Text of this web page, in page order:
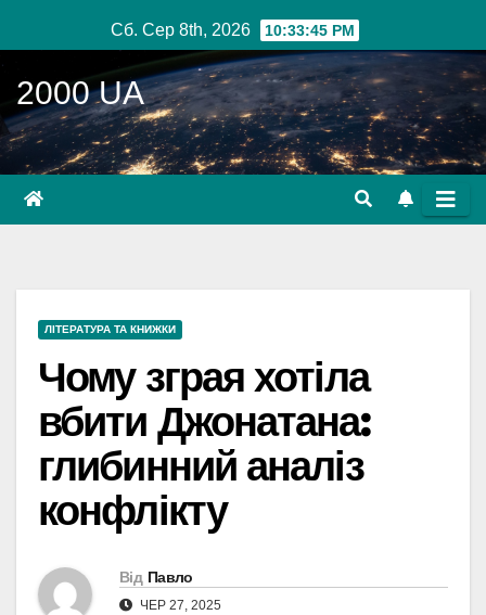
до
вмісту
Сб. Сер 8th, 2026 10:33:46 PM
2000 UA
ЛІТЕРАТУРА ТА КНИЖКИ
Чому зграя хотіла
вбити Джонатана:
глибинний аналіз
конфлікту
Від Павло
ЧЕР 27, 2025